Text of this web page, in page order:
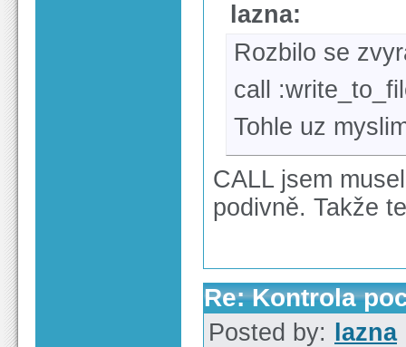
lazna:
Rozbilo se
call
Tohle uz
CALL jsem
podivně. Takže
Re: Kontrola
Posted by: lazna